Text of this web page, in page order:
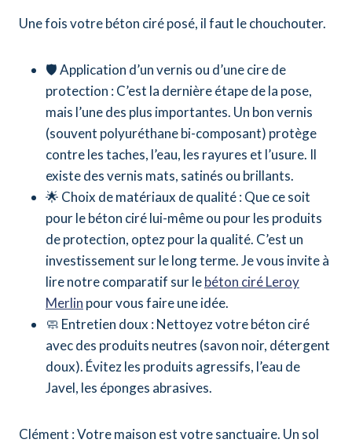
Une fois votre béton ciré posé, il faut le chouchouter.
🛡️ Application d’un vernis ou d’une cire de
protection : C’est la dernière étape de la pose,
mais l’une des plus importantes. Un bon vernis
(souvent polyuréthane bi-composant) protège
contre les taches, l’eau, les rayures et l’usure. Il
existe des vernis mats, satinés ou brillants.
🌟 Choix de matériaux de qualité : Que ce soit
pour le béton ciré lui-même ou pour les produits
de protection, optez pour la qualité. C’est un
investissement sur le long terme. Je vous invite à
lire notre comparatif sur lebéton ciré Leroy
Merlin pour vous faire une idée.
🧼 Entretien doux : Nettoyez votre béton ciré
avec des produits neutres (savon noir, détergent
doux). Évitez les produits agressifs, l’eau de
Javel, les éponges abrasives.
Clément : Votre maison est votre sanctuaire. Un sol